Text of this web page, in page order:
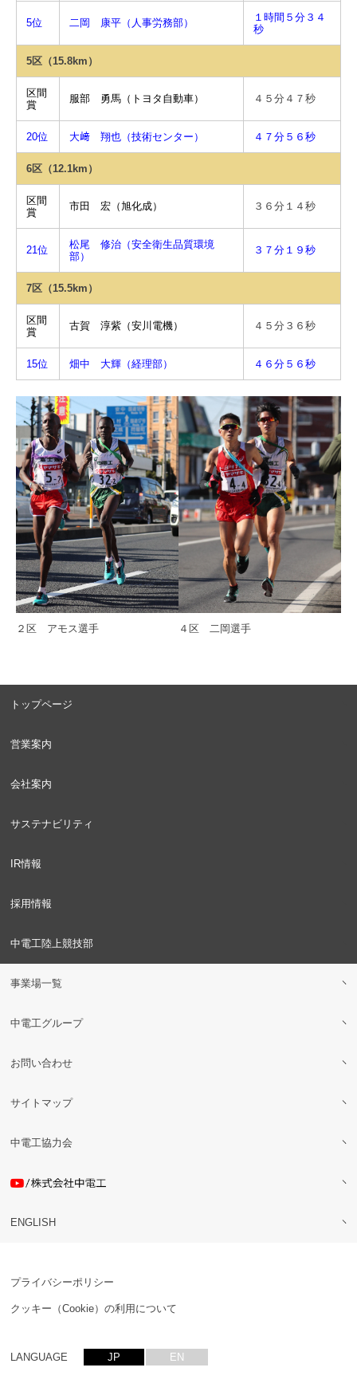
5位 二岡 康平（人事労務部）
１時間５分３４
秒
5区（15.8km）
区間
賞
服部 勇馬（トヨタ自動車） ４５分４７秒
20位 大﨑 翔也（技術センター） ４７分５６秒
6区（12.1km）
区間
賞
市田 宏（旭化成） ３６分１４秒
21位
松尾 修治（安全衛生品質環境
部）
３７分１９秒
7区（15.5km）
区間
賞
古賀 淳紫（安川電機） ４５分３６秒
15位 畑中 大輝（経理部） ４６分５６秒
２区 アモス選手 ４区 二岡選手
トップページ
営業案内
会社案内
サステナビリティ
IR情報
採用情報
中電工陸上競技部
事業場一覧
中電工グループ
お問い合わせ
サイトマップ
中電工協力会
ENGLISH
プライバシーポリシー
クッキー（Cookie）の利用について
LANGUAGE JP EN